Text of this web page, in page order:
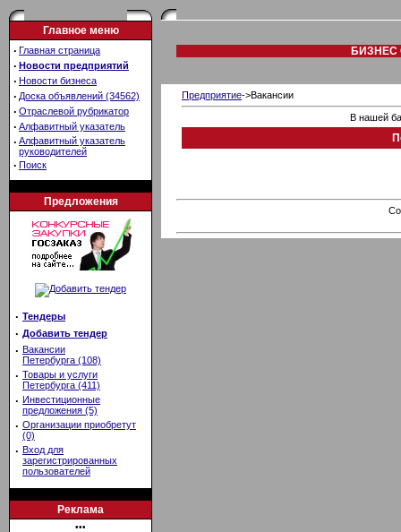
Главное меню
· Главная страница
· Новости предприятий
· Новости бизнеса
· Доска объявлений (34562)
· Отраслевой рубрикатор
· Алфавитный указатель
· Алфавитный указатель
руководителей
· Поиск
Предложения
· Тендеры
· Добавить тендер
· Вакансии
Петербурга (108)
· Товары и услуги
Петербурга (411)
· Инвестиционные
предложения (5)
· Организации приобретут
(0)
· Вход для
зарегистрированных
пользователей
Реклама
•••
БИЗНЕС
Предприятие->Вакансии
В нашей